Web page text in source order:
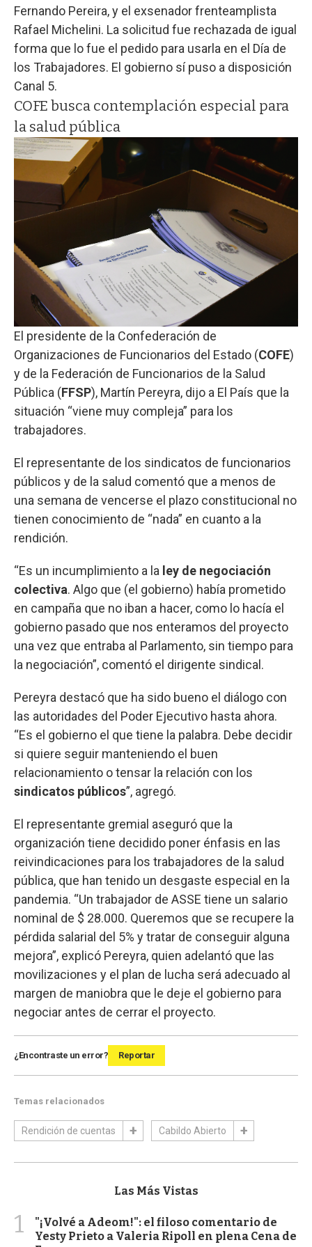
Fernando Pereira, y el exsenador frenteamplista
Rafael Michelini. La solicitud fue rechazada de igual
forma que lo fue el pedido para usarla en el Día de
los Trabajadores. El gobierno sí puso a disposición
Canal 5.
COFE busca contemplación especial para
la salud pública
El presidente de la Confederación de
Organizaciones de Funcionarios del Estado (COFE)
y de la Federación de Funcionarios de la Salud
Pública (FFSP), Martín Pereyra, dijo a El País que la
situación “viene muy compleja” para los
trabajadores.
El representante de los sindicatos de funcionarios
públicos y de la salud comentó que a menos de
una semana de vencerse el plazo constitucional no
tienen conocimiento de “nada” en cuanto a la
rendición.
“Es un incumplimiento a la ley de negociación
colectiva. Algo que (el gobierno) había prometido
en campaña que no iban a hacer, como lo hacía el
gobierno pasado que nos enteramos del proyecto
una vez que entraba al Parlamento, sin tiempo para
la negociación”, comentó el dirigente sindical.
Pereyra destacó que ha sido bueno el diálogo con
las autoridades del Poder Ejecutivo hasta ahora.
“Es el gobierno el que tiene la palabra. Debe decidir
si quiere seguir manteniendo el buen
relacionamiento o tensar la relación con los
sindicatos públicos”, agregó.
El representante gremial aseguró que la
organización tiene decidido poner énfasis en las
reivindicaciones para los trabajadores de la salud
pública, que han tenido un desgaste especial en la
pandemia. “Un trabajador de ASSE tiene un salario
nominal de $ 28.000. Queremos que se recupere la
pérdida salarial del 5% y tratar de conseguir alguna
mejora”, explicó Pereyra, quien adelantó que las
movilizaciones y el plan de lucha será adecuado al
margen de maniobra que le deje el gobierno para
negociar antes de cerrar el proyecto.
¿Encontraste un error? Reportar
Temas relacionados
Rendición de cuentas Cabildo Abierto
Las Más Vistas
1
"¡Volvé a Adeom!": el filoso comentario de
Yesty Prieto a Valeria Ripoll en plena Cena de